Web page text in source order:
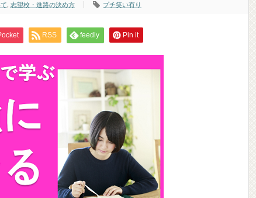
志望校・進路の決め方 プチ笑い有り
RSS feedly Pin it